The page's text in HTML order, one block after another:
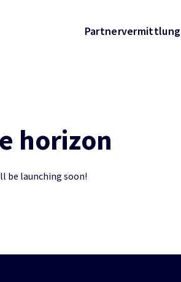
Partnervermittlung
horizon
be launching soon!